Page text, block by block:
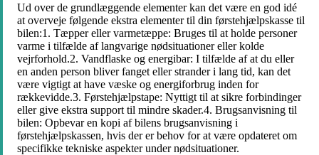
Ud over de grundlæggende elementer kan det være en god idé
at overveje følgende ekstra elementer til din førstehjælpskasse til
bilen:1. Tæpper eller varmetæppe: Bruges til at holde personer
varme i tilfælde af langvarige nødsituationer eller kolde
vejrforhold.2. Vandflaske og energibar: I tilfælde af at du eller
en anden person bliver fanget eller strander i lang tid, kan det
være vigtigt at have væske og energiforbrug inden for
rækkevidde.3. Førstehjælpstape: Nyttigt til at sikre forbindinger
eller give ekstra support til mindre skader.4. Brugsanvisning til
bilen: Opbevar en kopi af bilens brugsanvisning i
førstehjælpskassen, hvis der er behov for at være opdateret om
specifikke tekniske aspekter under nødsituationer.